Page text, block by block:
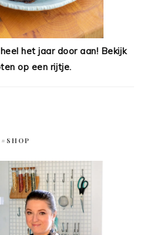
het jaar door aan! Bekijk
op een rijtje.
#SHOP